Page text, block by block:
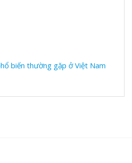
biến thường gặp ở Việt Nam